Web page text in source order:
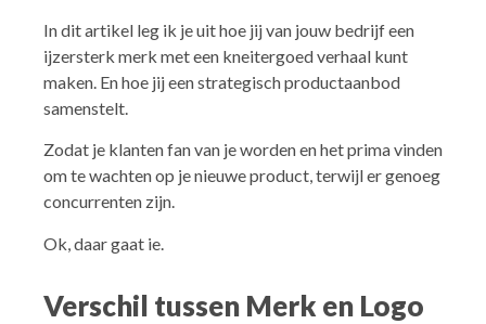
In dit artikel leg ik je uit hoe jij van jouw bedrijf een
ijzersterk merk met een kneitergoed verhaal kunt
maken. En hoe jij een strategisch productaanbod
samenstelt.
Zodat je klanten fan van je worden en het prima vinden
om te wachten op je nieuwe product, terwijl er genoeg
concurrenten zijn.
Ok, daar gaat ie.
Verschil tussen Merk en Logo